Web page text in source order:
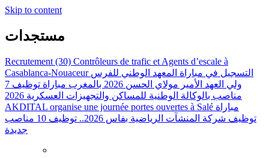
Skip to content
مستجدات
Recrutement (30) Contrôleurs de trafic et Agents d’escale à
Casablanca-Nouaceur التسجيل في مباراة المعهد الوطني للفرس
ولي العهد الأمير مولاي الحسن 2026 بالمغرب
مباراة توظيف 7
مناصب بالوكالة الوطنية للمساكن والتجهيزات العسكرية 2026
AKDITAL organise une journée portes ouvertes à Salé مباراة
توظيف شركة المنشآت الرياضية بفاس 2026.. توظيف 10 مناصب
جديدة